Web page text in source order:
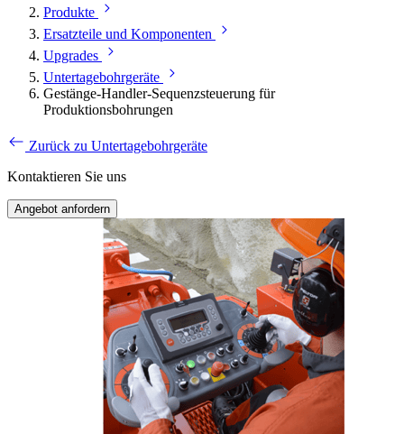
Produkte
Ersatzteile und Komponenten
Upgrades
Untertagebohrgeräte
Gestänge-Handler-Sequenzsteuerung für
Produktionsbohrungen
Zurück zu Untertagebohrgeräte
Kontaktieren Sie uns
Angebot anfordern